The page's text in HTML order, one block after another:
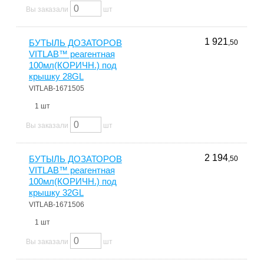
Вы заказали шт
БУТЫЛЬ ДОЗАТОРОВ
VITLAB™ реагентная
100мл(КОРИЧН.) под
крышку 28GL
VITLAB-1671505
1 шт
1 921,50
Вы заказали шт
БУТЫЛЬ ДОЗАТОРОВ
VITLAB™ реагентная
100мл(КОРИЧН.) под
крышку 32GL
VITLAB-1671506
1 шт
2 194,50
Вы заказали шт